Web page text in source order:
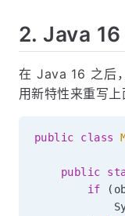
2. Java 16
在 Java 16 之后
用新特性来重写上
public class
public
if
(